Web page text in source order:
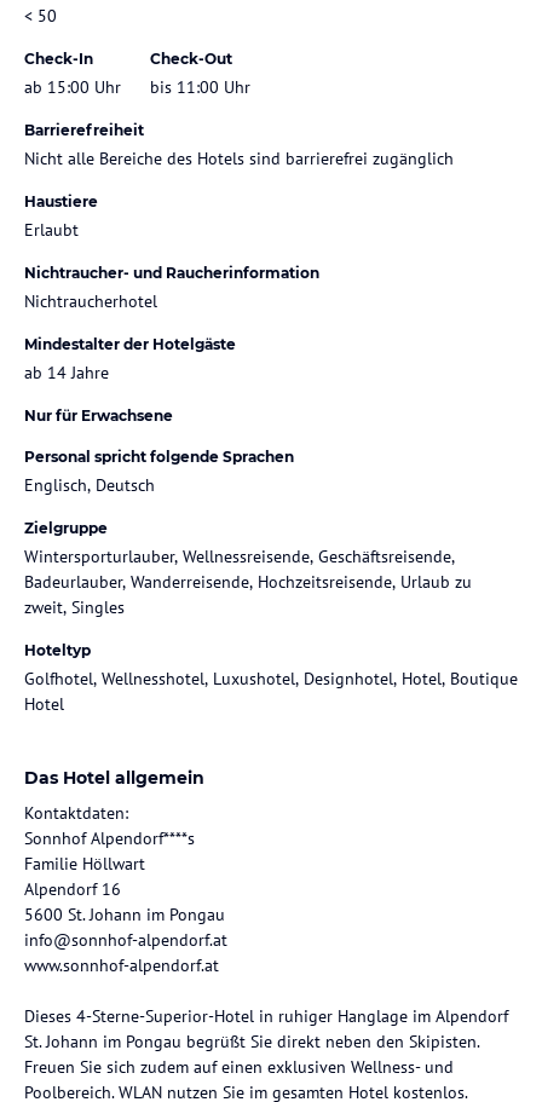
< 50
Check-In
ab 15:00 Uhr
Check-Out
bis 11:00 Uhr
Barrierefreiheit
Nicht alle Bereiche des Hotels sind barrierefrei zugänglich
Haustiere
Erlaubt
Nichtraucher- und Raucherinformation
Nichtraucherhotel
Mindestalter der Hotelgäste
ab 14 Jahre
Nur für Erwachsene
Personal spricht folgende Sprachen
Englisch, Deutsch
Zielgruppe
Wintersporturlauber, Wellnessreisende, Geschäftsreisende,
Badeurlauber, Wanderreisende, Hochzeitsreisende, Urlaub zu
zweit, Singles
Hoteltyp
Golfhotel, Wellnesshotel, Luxushotel, Designhotel, Hotel, Boutique
Hotel
Das Hotel allgemein
Kontaktdaten:
Sonnhof Alpendorf****s
Familie Höllwart
Alpendorf 16
5600 St. Johann im Pongau
info@sonnhof-alpendorf.at
www.sonnhof-alpendorf.at
Dieses 4-Sterne-Superior-Hotel in ruhiger Hanglage im Alpendorf
St. Johann im Pongau begrüßt Sie direkt neben den Skipisten.
Freuen Sie sich zudem auf einen exklusiven Wellness- und
Poolbereich. WLAN nutzen Sie im gesamten Hotel kostenlos.